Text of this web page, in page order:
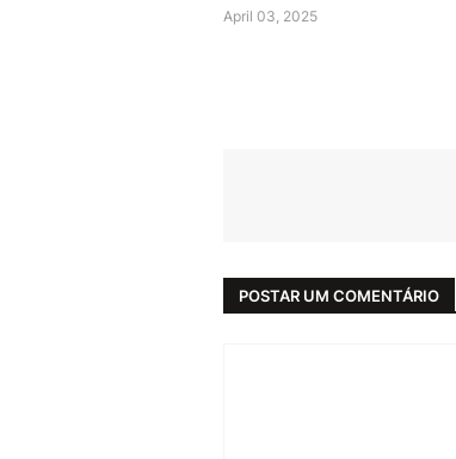
April 03, 2025
POSTAR UM COMENTÁRIO